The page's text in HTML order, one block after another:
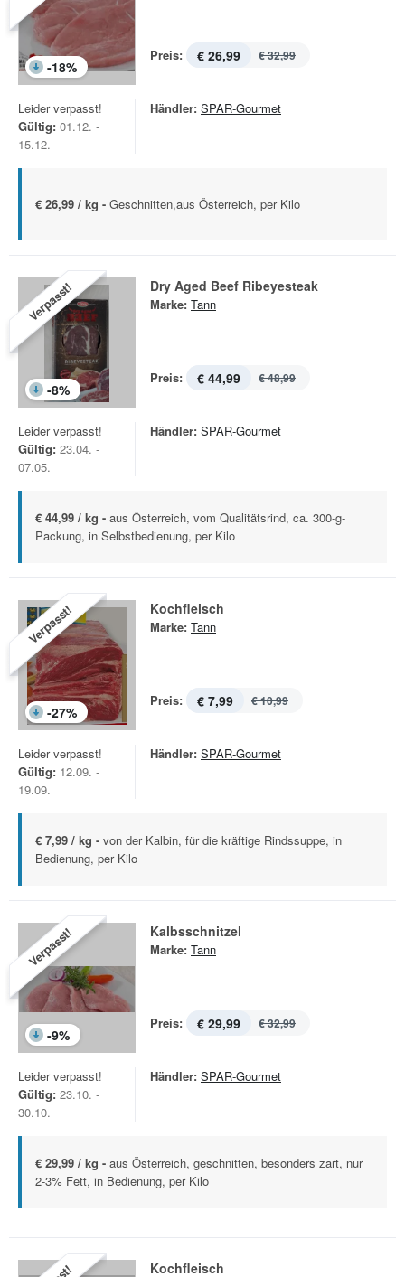
-18%
Preis: € 26,99 € 32,99
Leider verpasst!
Gültig: 01.12. -
15.12.
Händler: SPAR-Gourmet
€ 26,99 / kg - Geschnitten,aus Österreich, per Kilo
Verpasst!
-8%
Dry Aged Beef Ribeyesteak
Marke: Tann
Preis: € 44,99 € 48,99
Leider verpasst!
Gültig: 23.04. -
07.05.
Händler: SPAR-Gourmet
€ 44,99 / kg - aus Österreich, vom Qualitätsrind, ca. 300-g-
Packung, in Selbstbedienung, per Kilo
Verpasst!
-27%
Kochfleisch
Marke: Tann
Preis: € 7,99 € 10,99
Leider verpasst!
Gültig: 12.09. -
19.09.
Händler: SPAR-Gourmet
€ 7,99 / kg - von der Kalbin, für die kräftige Rindssuppe, in
Bedienung, per Kilo
Verpasst!
-9%
Kalbsschnitzel
Marke: Tann
Preis: € 29,99 € 32,99
Leider verpasst!
Gültig: 23.10. -
30.10.
Händler: SPAR-Gourmet
€ 29,99 / kg - aus Österreich, geschnitten, besonders zart, nur
2-3% Fett, in Bedienung, per Kilo
Kochfleisch